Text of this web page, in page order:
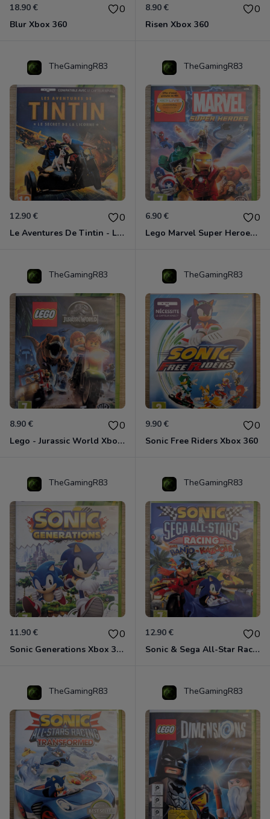
18.90 € 0
Blur Xbox 360
8.90 € 0
Risen Xbox 360
TheGamingR83
12.90 € 0
Le Aventures De Tintin - Le Secret De La Licorne Xbox 360
TheGamingR83
6.90 € 0
Lego Marvel Super Heroes Xbox 360
TheGamingR83
8.90 € 0
Lego - Jurassic World Xbox 360
TheGamingR83
9.90 € 0
Sonic Free Riders Xbox 360
TheGamingR83
11.90 € 0
Sonic Generations Xbox 360
TheGamingR83
12.90 € 0
Sonic & Sega All-Star Racing avec Banjo-Kazooie Xbox 360
TheGamingR83 TheGamingR83